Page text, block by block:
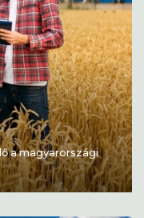
a magyarországi